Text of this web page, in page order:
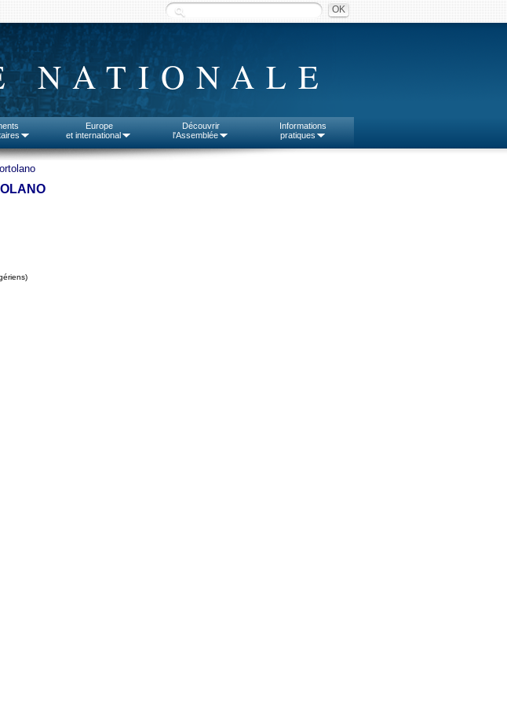
NATIONALE
Europe
et international
Découvrir
l'Assemblée
Informations
pratiques